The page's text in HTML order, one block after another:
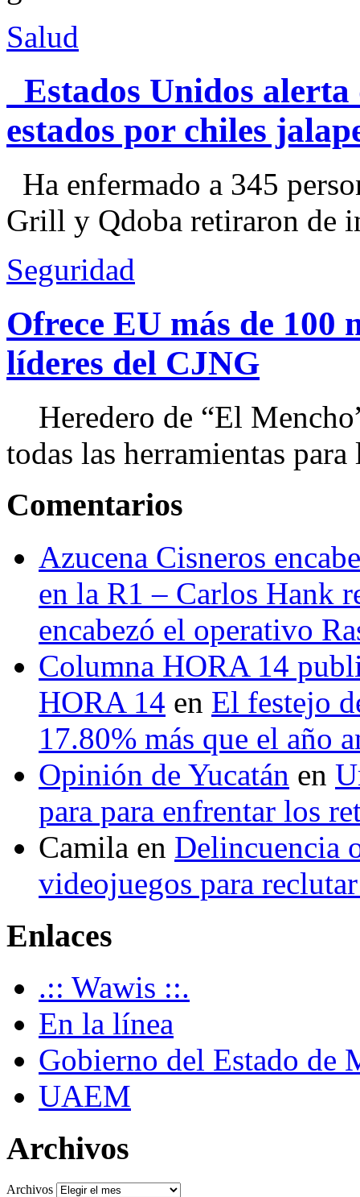
Salud
Estados Unidos alerta
estados por chiles
Ha enfermado a 345
Grill y Qdoba retiraron de
Seguridad
Ofrece EU más de 100
líderes del CJNG
Heredero de “El
todas las herramientas
Comentarios
Azucena Cisneros
en la R1 – Carlos Hank
encabezó el operativo
Columna HORA 14
HORA 14 en El festejo
17.80% más que el año
Opinión de Yucatán en
para para enfrentar los
Camila en Delincuencia
videojuegos para
Enlaces
.:: Wawis ::.
En la línea
Gobierno del Estado de
UAEM
Archivos
Archivos